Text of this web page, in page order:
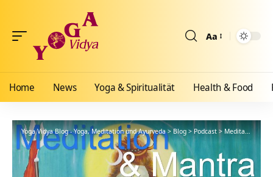
Aa
Home News Yoga & Spiritualität Health & Food
Yoga Vidya Blog - Yoga, Meditation und Ayurveda>Blog > Podcast >Meditationsanleitung